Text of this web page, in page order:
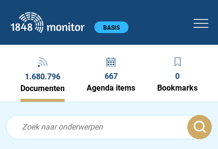
Hoofdmenu BASIS
1.680.796
Documenten
667
Agenda items
0
Bookmarks
Documenten feed
Feed